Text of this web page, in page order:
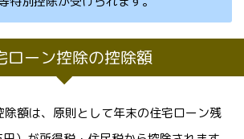
ローン控除の控除額
除額は、原則として年末の住宅ローン残